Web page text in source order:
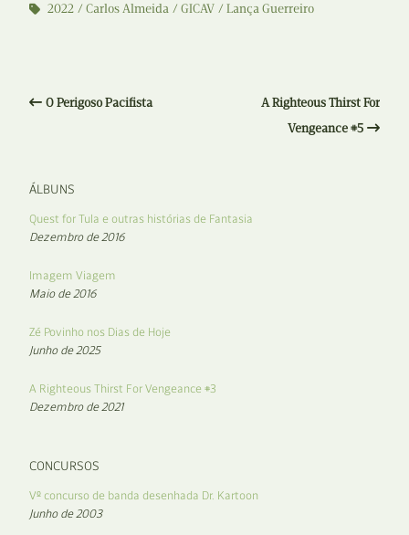
2022
Carlos Almeida GICAV Lança Guerreiro
O Perigoso Pacifista
A Righteous Thirst For
Vengeance #5
ÁLBUNS
Quest for Tula e outras histórias de Fantasia
Dezembro de 2016
Imagem Viagem
Maio de 2016
Zé Povinho nos Dias de Hoje
Junho de 2025
A Righteous Thirst For Vengeance #3
Dezembro de 2021
CONCURSOS
Vº concurso de banda desenhada Dr. Kartoon
Junho de 2003